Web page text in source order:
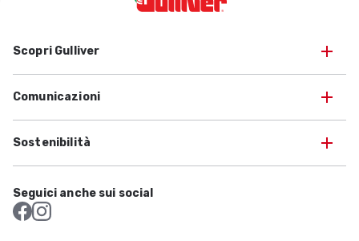
Scopri Gulliver
Comunicazioni
Sostenibilità
Seguici anche sui social